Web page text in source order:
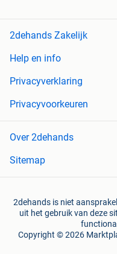
2dehands Zakelijk
Help en info
Privacyverklaring
Privacyvoorkeuren
Over 2dehands
Sitemap
2dehands is niet
uit het gebruik van deze
Copyright © 2026